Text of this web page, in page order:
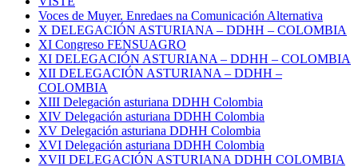
Voces de Muyer. Enredaes na Comunicación Alternativa
X DELEGACIÓN ASTURIANA – DDHH – COLOMBIA
XI Congreso FENSUAGRO
XI DELEGACIÓN ASTURIANA – DDHH – COLOMBIA
XII DELEGACIÓN ASTURIANA – DDHH –
COLOMBIA
XIII Delegación asturiana DDHH Colombia
XIV Delegación asturiana DDHH Colombia
XV Delegación asturiana DDHH Colombia
XVI Delegación asturiana DDHH Colombia
XVII DELEGACIÓN ASTURIANA DDHH COLOMBIA